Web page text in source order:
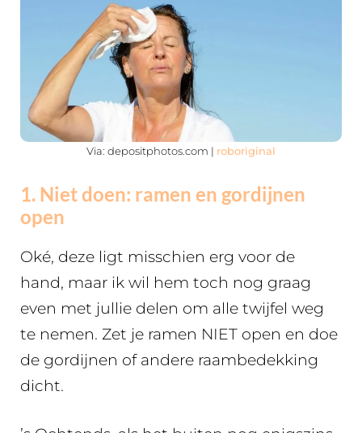
Via: depositphotos.com | roboriginal
1. Niet doen: ramen en gordijnen
open
Oké, deze ligt misschien erg voor de
hand, maar ik wil hem toch nog graag
even met jullie delen om alle twijfel weg
te nemen. Zet je ramen NIET open en doe
de gordijnen of andere raambedekking
dicht.